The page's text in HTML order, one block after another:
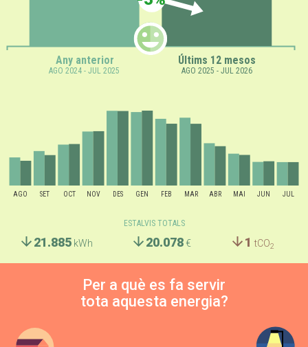
Any anterior Últims 12 mesos
AGO 2024 - JUL 2025 AGO 2025 - JUL 2026
AGO SET OCT NOV DES GEN FEB MAR ABR MAI JUN JUL
ESTALVIS TOTALS
21.885kWh 20.078€ 1tCO2
Per a què es fa servir
tota aquesta energia?